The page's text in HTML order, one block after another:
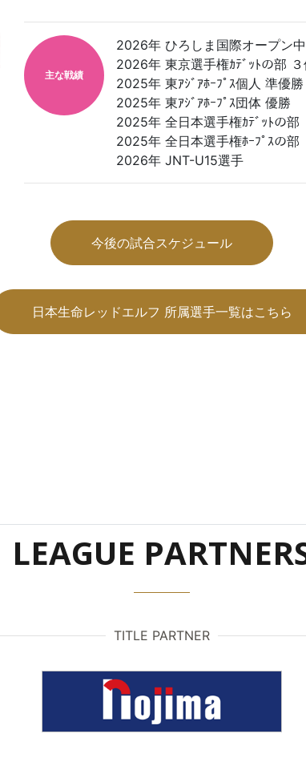
主な戦績
2026年 ひろしま国際オープン
2026年 東京選手権ｶﾃﾞｯﾄの部 ３
2025年 東ｱｼﾞｱﾎｰﾌﾟｽ個人 準優勝
2025年 東ｱｼﾞｱﾎｰﾌﾟｽ団体 優勝
2025年 全日本選手権ｶﾃﾞｯﾄの部
2025年 全日本選手権ﾎｰﾌﾟｽの部
2026年 JNT-U15選手
今後の試合スケジュール
日本生命レッドエルフ 所属選手一覧はこちら
LEAGUE
TITLE PARTNER